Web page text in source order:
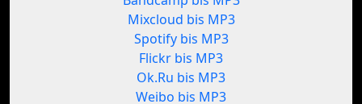
Mixcloud bis MP3
Spotify bis MP3
Flickr bis MP3
Ok.Ru bis MP3
Weibo bis MP3